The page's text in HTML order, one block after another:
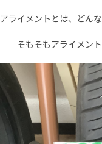
アライメントとは、どん
そもそもアライメン